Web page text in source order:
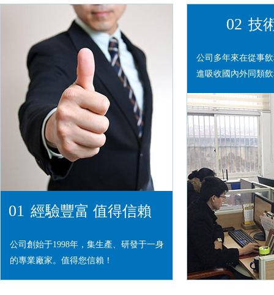
01 經驗豐富 值得信賴
公司創始于1998年，集生產、研發于一身
的專業廠家。值得您信賴！
02 技
公司多年來在從事
進吸收國內外同類